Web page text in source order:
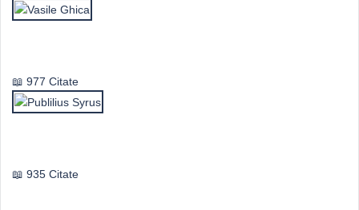
977 Citate
935 Citate